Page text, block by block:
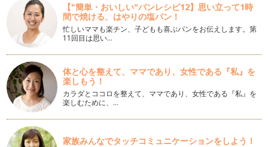
お花のヘアバンドの作り方
女の子のお洒落にかかせないカチューシャや髪飾り。 今回は
赤ちゃんにも優しく使える伸…
春色のアジサイリース
お花をお家に飾りたい！と思っても小さなお子様がいると飾る
場所に悩んでしまう事もありますよね…
和風の手まりブーケの作り方
はんなり着物にもぴったりの「和風手まりブーケ」。 和紐の
取っ手がついているのでお子…
【"簡単・おいしい"パンレシピ12】思い立って1時
間で焼ける、はやりの塩パン！
忙しいママも楽チン、子どもも喜ぶパンをお伝えします。第
11回目は思い…
体と心を整えて、ママであり、女性である『私』を
楽しもう！
カラダとココロを整えて、ママであり、女性である『私』を
楽しむために、…
家族みんなでタッチコミュニケーションをしよう！